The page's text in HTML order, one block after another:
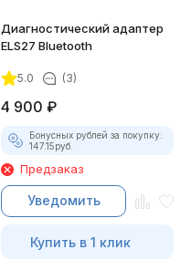
Диагностический адаптер
ELS27 Bluetooth
5.0 (3)
4 900 ₽
Бонусных рублей за покупку:
147.15руб.
Предзаказ
Уведомить
Купить в 1 клик